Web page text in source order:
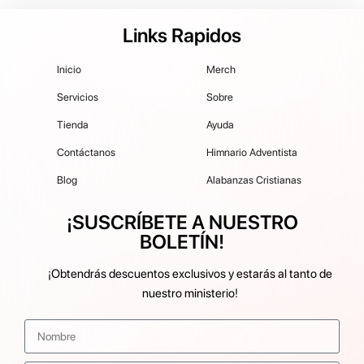
Links Rapidos
Inicio
Servicios
Tienda
Contáctanos
Blog
Merch
Sobre
Ayuda
Himnario Adventista
Alabanzas Cristianas
¡SUSCRÍBETE A NUESTRO
BOLETÍN!
¡Obtendrás descuentos exclusivos y estarás al tanto de
nuestro ministerio!